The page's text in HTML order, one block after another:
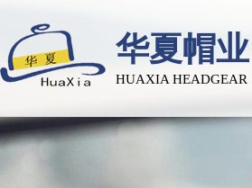
华夏帽业
HUAXIA HEADGEAR